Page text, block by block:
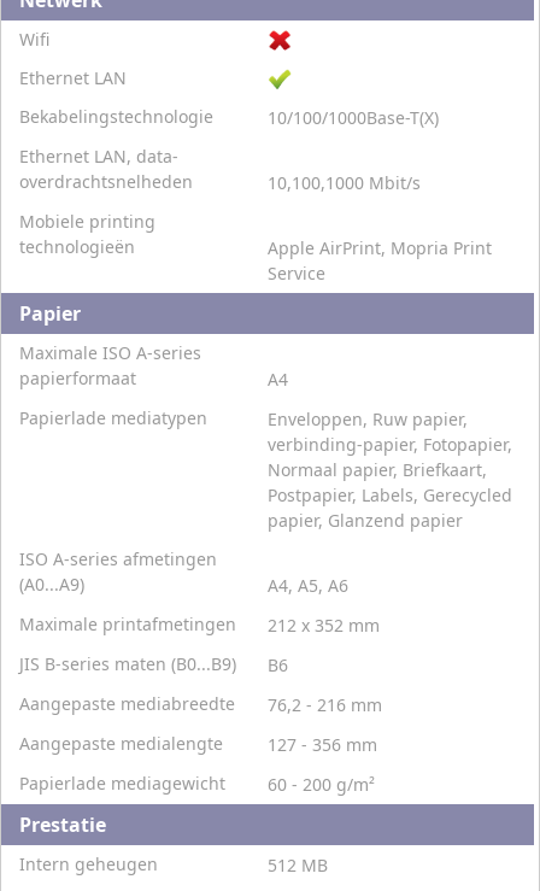
Wifi
Ethernet LAN
Bekabelingstechnologie
10/100/1000Base-T(X)
Ethernet LAN, data-
overdrachtsnelheden
10,100,1000 Mbit/s
Mobiele printing
technologieën
Apple AirPrint, Mopria Print
Service
Papier
Maximale ISO A-series
papierformaat
A4
Papierlade mediatypen
Enveloppen, Ruw papier,
verbinding-papier, Fotopapier,
Normaal papier, Briefkaart,
Postpapier, Labels, Gerecycled
papier, Glanzend papier
ISO A-series afmetingen
(A0...A9)
A4, A5, A6
Maximale printafmetingen
212 x 352 mm
JIS B-series maten (B0...B9)
B6
Aangepaste mediabreedte
76,2 - 216 mm
Aangepaste medialengte
127 - 356 mm
Papierlade mediagewicht
60 - 200 g/m²
Prestatie
Intern geheugen
512 MB